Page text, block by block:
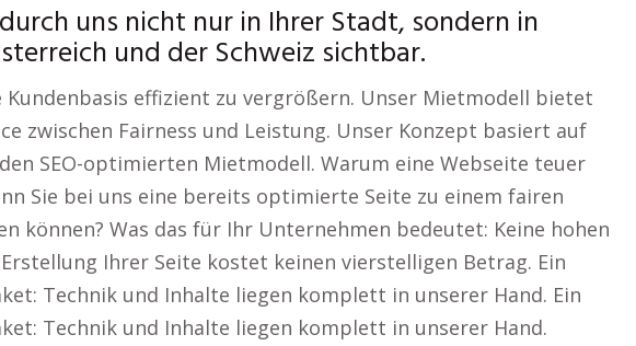
uns nicht nur in Ihrer Stadt, sondern in
und der Schweiz sichtbar.
Kundenbasis effizient zu vergrößern. Unser Mietmodell bietet
zwischen Fairness und Leistung. Unser Konzept basiert auf
SEO-optimierten Mietmodell. Warum eine Webseite teuer
Sie bei uns eine bereits optimierte Seite zu einem fairen
können? Was das für Ihr Unternehmen bedeutet: Keine hohen
Ihrer Seite kostet keinen vierstelligen Betrag. Ein
Technik und Inhalte liegen komplett in unserer Hand. Ein
Technik und Inhalte liegen komplett in unserer Hand.